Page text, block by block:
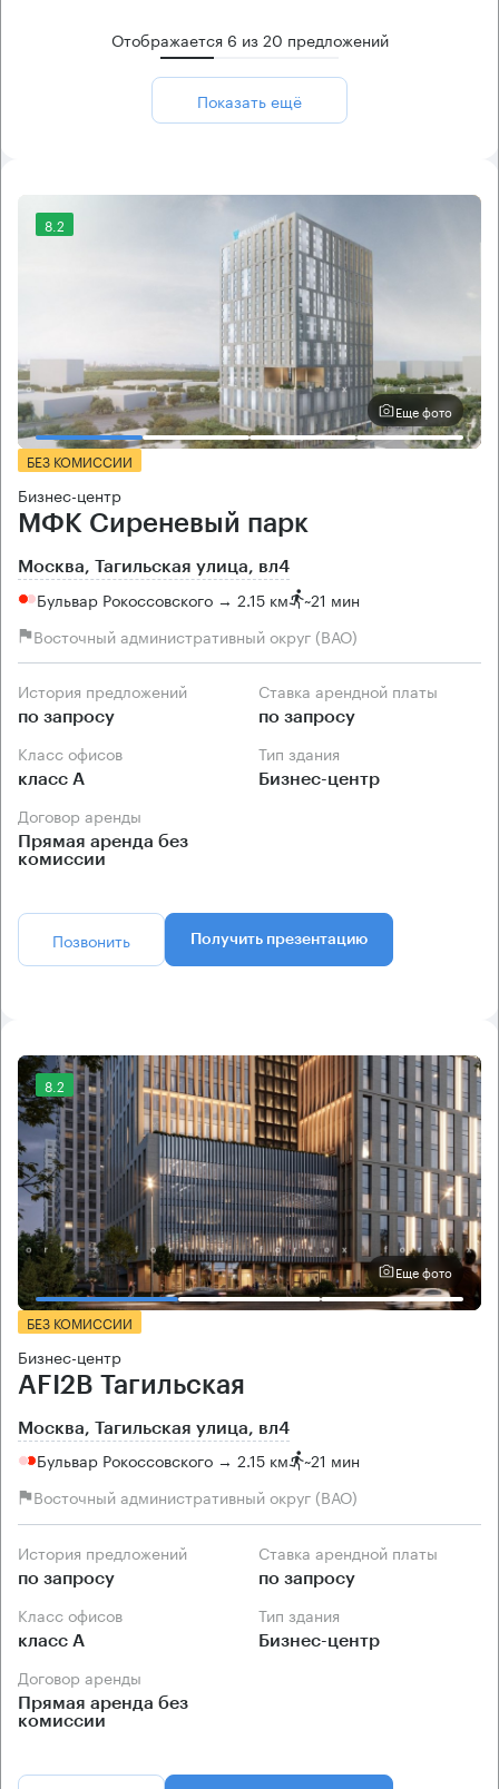
Отображается 6 из20 предложений
Показать ещё
8.2
Еще фото
БЕЗ КОМИССИИ
Бизнес-центр
МФК Сиреневый парк
Москва, Тагильская улица, вл4
Бульвар Рокоссовского → 2.15 км ~21 мин
Восточный административный округ (ВАО)
История предложений
по запросу
Ставка арендной платы
по запросу
Класс офисов
класс А
Тип здания
Бизнес-центр
Договор аренды
Прямая аренда без
комиссии
Позвонить Получить презентацию
8.2
Еще фото
БЕЗ КОМИССИИ
Бизнес-центр
AFI2B Тагильская
Москва, Тагильская улица, вл4
Бульвар Рокоссовского → 2.15 км ~21 мин
Восточный административный округ (ВАО)
История предложений
по запросу
Ставка арендной платы
по запросу
Класс офисов
класс А
Тип здания
Бизнес-центр
Договор аренды
Прямая аренда без
комиссии